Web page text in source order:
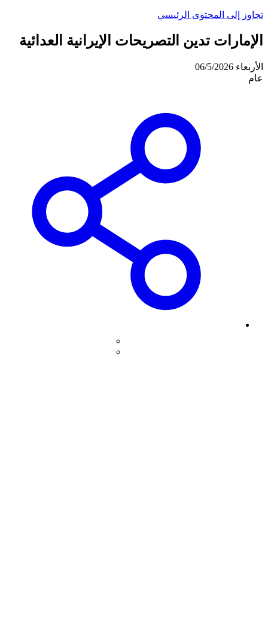
تجاوز إلى المحتوى الرئيسي
الإمارات تدين التصريحات الإيرانية العدائية
الأربعاء 06/5/2026
عام